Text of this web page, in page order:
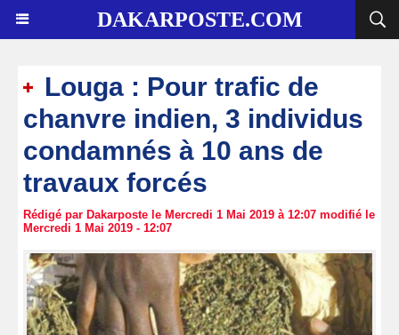
DAKARPOSTE.COM
Louga : Pour trafic de
chanvre indien, 3 individus
condamnés à 10 ans de
travaux forcés
Rédigé par Dakarposte le Mercredi 1 Mai 2019 à 12:07 modifié le
Mercredi 1 Mai 2019 - 12:07